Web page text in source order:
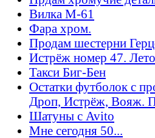
Вилка М-61
Фара хром.
Продам шестерни
Истрёж номер 47.
Такси Биг-Бен
Остатки футболок с
Дроп, Истрёж, Вояж.
Шатуны с Avito
Мне сегодня 50...